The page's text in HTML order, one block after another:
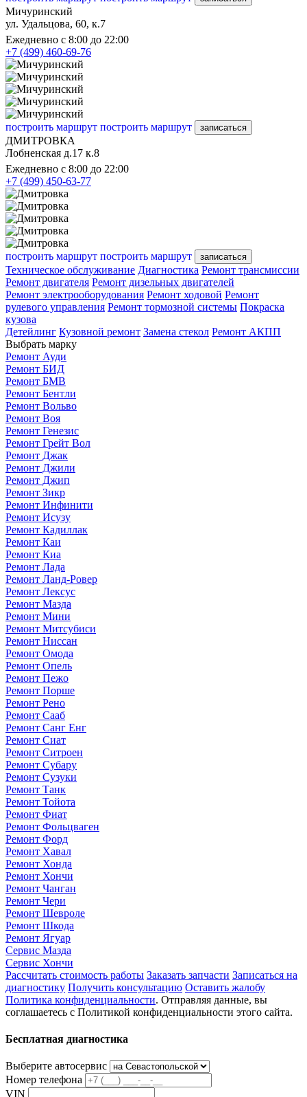
Мичуринский
ул. Удальцова, 60, к.7
Ежедневно с 8:00 до 22:00
+7 (499) 460-69-76
построить маршрут построить маршрут записаться
ДМИТРОВКА
Лобненская д.17 к.8
Ежедневно с 8:00 до 22:00
+7 (499) 450-63-77
построить маршрут построить маршрут записаться
Техническое обслуживание Диагностика Ремонт трансмиссии
Ремонт двигателя Ремонт дизельных двигателей
Ремонт электрооборудования Ремонт ходовой Ремонт
рулевого управления Ремонт тормозной системы Покраска
кузова
Детейлинг Кузовной ремонт Замена стекол Ремонт АКПП
Выбрать марку
Ремонт Ауди
Ремонт БИД
Ремонт БМВ
Ремонт Бентли
Ремонт Вольво
Ремонт Воя
Ремонт Генезис
Ремонт Грейт Вол
Ремонт Джак
Ремонт Джили
Ремонт Джип
Ремонт Зикр
Ремонт Инфинити
Ремонт Исузу
Ремонт Кадиллак
Ремонт Каи
Ремонт Киа
Ремонт Лада
Ремонт Ланд-Ровер
Ремонт Лексус
Ремонт Мазда
Ремонт Мини
Ремонт Митсубиси
Ремонт Ниссан
Ремонт Омода
Ремонт Опель
Ремонт Пежо
Ремонт Порше
Ремонт Рено
Ремонт Сааб
Ремонт Санг Енг
Ремонт Сиат
Ремонт Ситроен
Ремонт Субару
Ремонт Сузуки
Ремонт Танк
Ремонт Тойота
Ремонт Фиат
Ремонт Фольцваген
Ремонт Форд
Ремонт Хавал
Ремонт Хонда
Ремонт Хончи
Ремонт Чанган
Ремонт Чери
Ремонт Шевроле
Ремонт Шкода
Ремонт Ягуар
Сервис Мазда
Сервис Хончи
Рассчитать стоимость работы Заказать запчасти Записаться на
диагностику Получить консультацию Оставить жалобу
Политика конфиденциальности. Отправляя данные, вы
соглашаетесь с Политикой конфиденциальности этого сайта.
Бесплатная диагностика
Выберите автосервис
Номер телефона
VIN